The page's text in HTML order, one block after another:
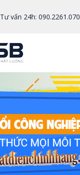
Tư vấn 24h: 090.2261.070